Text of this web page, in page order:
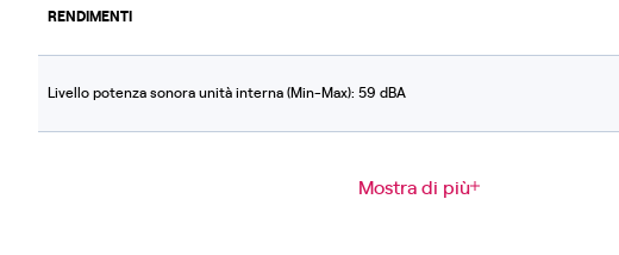
RENDIMENTI
Livello potenza sonora unità interna (Min-Max): 59 dBA
Mostra di più